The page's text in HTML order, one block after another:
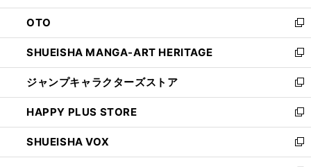
ウ
で
開
く
ン
ド
ウ
で
開
く
OTO
新
し
い
ウ
ィ
ン
ド
ウ
で
開
SHUEISHA MANGA-ART HERITAGE
新
し
い
ウ
ィ
ン
ド
ウ
ジャンプキャラクターズストア
新
し
い
ウ
ィ
ン
HAPPY PLUS STORE
新
し
い
ウ
SHUEISHA VOX
新
し